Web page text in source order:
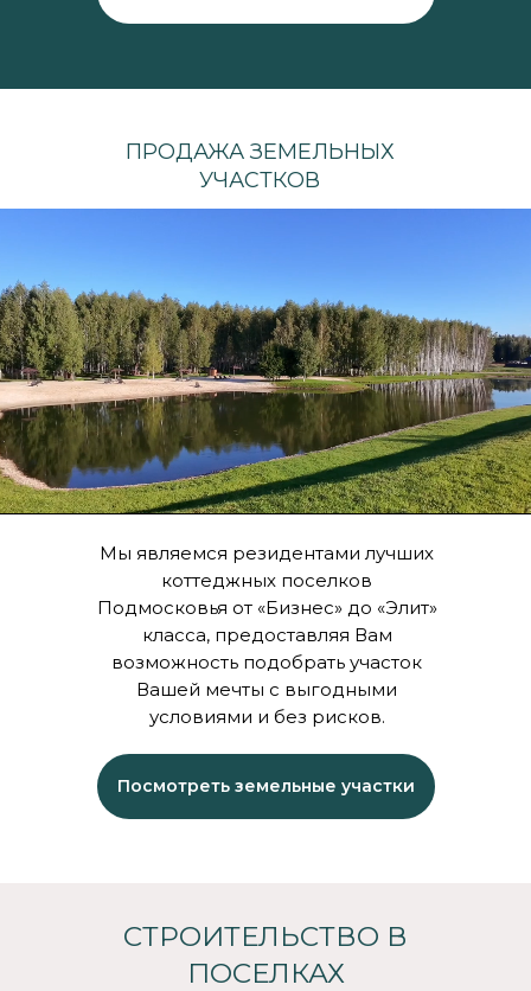
ПРОДАЖА ЗЕМЕЛЬНЫХ
УЧАСТКОВ
Мы являемся резидентами лучших
коттеджных поселков
Подмосковья от «Бизнес» до «Элит»
класса, предоставляя Вам
возможность подобрать участок
Вашей мечты с выгодными
условиями и без рисков.
Посмотреть земельные участки
СТРОИТЕЛЬСТВО В
ПОСЕЛКАХ